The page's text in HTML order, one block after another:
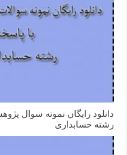
رشته حسابداری